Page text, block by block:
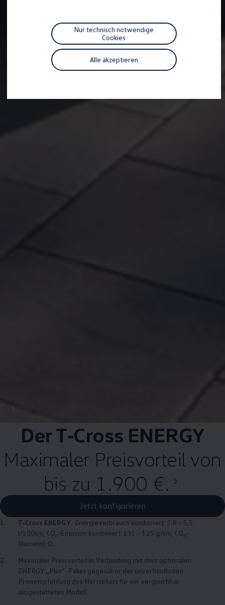
Individualisieren
Wallbox und Ladekabel
Digitale Extras
Dienste für Ihr Modell finden
Volkswagen Apps, Login und Shop
Handy und Fahrzeug verbinden
Vorgängermodelle
1
DerT‑Cross ENERGY
Maximaler Preisvorteil von
bis zu 1.900 €.
2
Jetzt konfigurieren
1. T‑Cross ENERGY: Energieverbrauch kombiniert: 5,8 - 5,5
l/100km; CO₂-Emission kombiniert: 131 - 125 g/km; CO₂-
Klasse(n): D.
2.
Maximaler Preisvorteil in Verbindung mit dem optionalen
ENERGY „Plus“-Paket gegenüber der unverbindlichen
Preisempfehlung des Herstellers für ein vergleichbar
ausgestattetes Modell.
Alle akzeptieren
Nur technisch notwendige
Cookies